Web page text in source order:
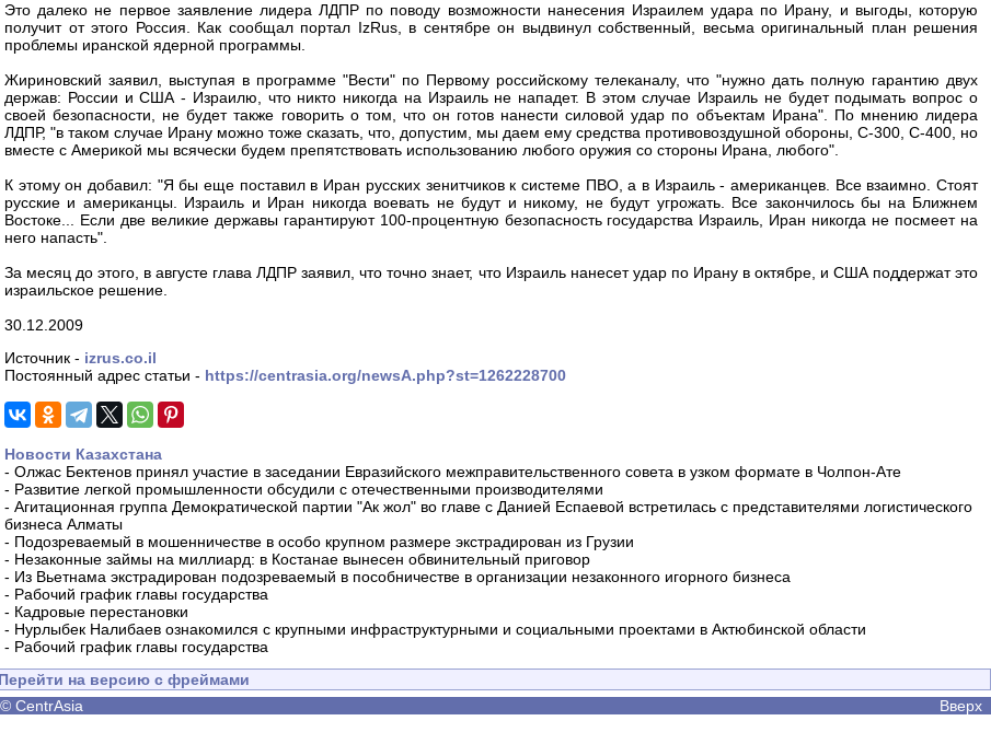
Это далеко не первое заявление лидера ЛДПР по поводу возможности нанесения Израилем удара по Ирану, и выгоды, которую
получит от этого Россия. Как сообщал портал IzRus, в сентябре он выдвинул собственный, весьма оригинальный план решения
проблемы иранской ядерной программы.
Жириновский заявил, выступая в программе "Вести" по Первому российскому телеканалу, что "нужно дать полную гарантию двух
держав: России и США - Израилю, что никто никогда на Израиль не нападет. В этом случае Израиль не будет подымать вопрос о
своей безопасности, не будет также говорить о том, что он готов нанести силовой удар по объектам Ирана". По мнению лидера
ЛДПР, "в таком случае Ирану можно тоже сказать, что, допустим, мы даем ему средства противовоздушной обороны, С-300, С-400, но
вместе с Америкой мы всячески будем препятствовать использованию любого оружия со стороны Ирана, любого".
К этому он добавил: "Я бы еще поставил в Иран русских зенитчиков к системе ПВО, а в Израиль - американцев. Все взаимно. Стоят
русские и американцы. Израиль и Иран никогда воевать не будут и никому, не будут угрожать. Все закончилось бы на Ближнем
Востоке... Если две великие державы гарантируют 100-процентную безопасность государства Израиль, Иран никогда не посмеет на
него напасть".
За месяц до этого, в августе глава ЛДПР заявил, что точно знает, что Израиль нанесет удар по Ирану в октябре, и США поддержат это
израильское решение.
30.12.2009
Источник - izrus.co.il
Постоянный адрес статьи - https://centrasia.org/newsA.php?st=1262228700
Новости Казахстана
- Олжас Бектенов принял участие в заседании Евразийского межправительственного совета в узком формате в Чолпон-Ате
- Развитие легкой промышленности обсудили с отечественными производителями
- Агитационная группа Демократической партии "Ак жол" во главе с Данией Еспаевой встретилась с представителями логистического
бизнеса Алматы
- Подозреваемый в мошенничестве в особо крупном размере экстрадирован из Грузии
- Незаконные займы на миллиард: в Костанае вынесен обвинительный приговор
- Из Вьетнама экстрадирован подозреваемый в пособничестве в организации незаконного игорного бизнеса
- Рабочий график главы государства
- Кадровые перестановки
- Нурлыбек Налибаев ознакомился с крупными инфраструктурными и социальными проектами в Актюбинской области
- Рабочий график главы государства
Перейти на версию с фреймами
© CentrAsia Вверх